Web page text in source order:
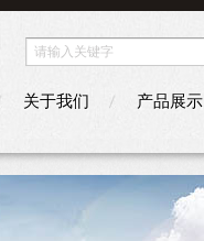
关于我们 产品展示